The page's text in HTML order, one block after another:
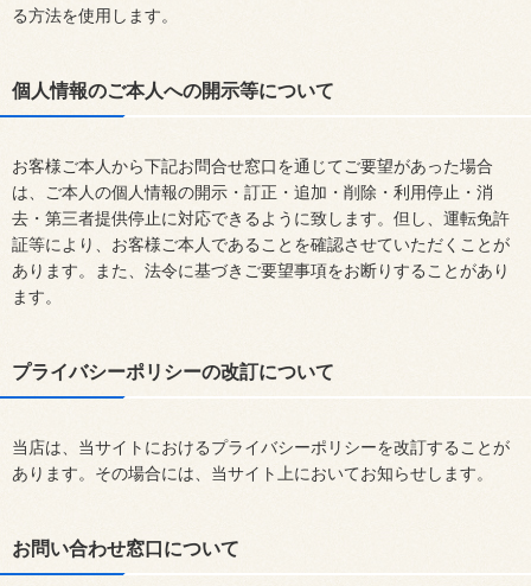
る方法を使用します。
個人情報のご本人への開示等について
お客様ご本人から下記お問合せ窓口を通じてご要望があった場合
は、ご本人の個人情報の開示・訂正・追加・削除・利用停止・消
去・第三者提供停止に対応できるように致します。但し、運転免許
証等により、お客様ご本人であることを確認させていただくことが
あります。また、法令に基づきご要望事項をお断りすることがあり
ます。
プライバシーポリシーの改訂について
当店は、当サイトにおけるプライバシーポリシーを改訂することが
あります。その場合には、当サイト上においてお知らせします。
お問い合わせ窓口について